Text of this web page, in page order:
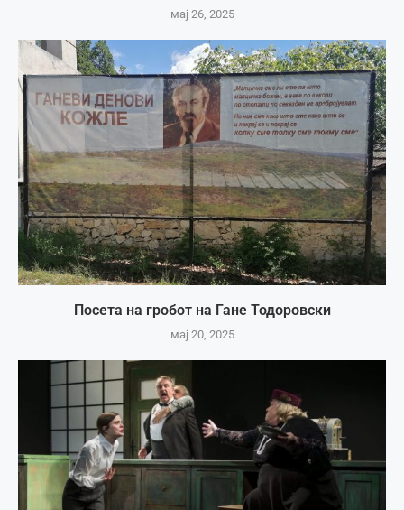
мај 26, 2025
Посета на гробот на Гане Тодоровски
мај 20, 2025